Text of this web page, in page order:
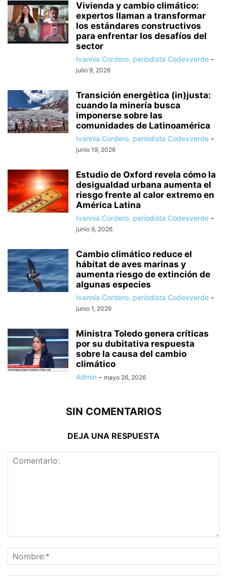
Vivienda y cambio climático:
expertos llaman a transformar
los estándares constructivos
para enfrentar los desafíos del
sector
Ivannia Cordero, periodista Codexverde -
julio 9, 2026
Transición energética (in)justa:
cuando la minería busca
imponerse sobre las
comunidades de Latinoamérica
Ivannia Cordero, periodista Codexverde -
junio 19, 2026
Estudio de Oxford revela cómo la
desigualdad urbana aumenta el
riesgo frente al calor extremo en
América Latina
Ivannia Cordero, periodista Codexverde -
junio 9, 2026
Cambio climático reduce el
hábitat de aves marinas y
aumenta riesgo de extinción de
algunas especies
Ivannia Cordero, periodista Codexverde -
junio 1, 2026
Ministra Toledo genera críticas
por su dubitativa respuesta
sobre la causa del cambio
climático
Admin - mayo 26, 2026
SIN COMENTARIOS
DEJA UNA RESPUESTA